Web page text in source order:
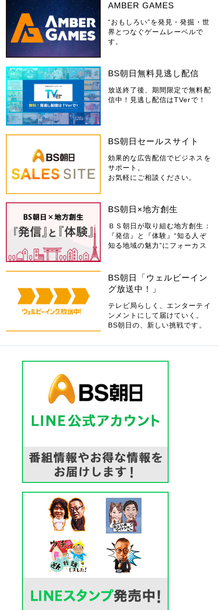
AMBER GAMES
“おもしろい”を発見・発掘・世
界とつなぐゲームレーベルで
す。
BS朝日無料見逃し配信
放送終了後、期間限定で無料配
信中！見逃し配信はTVerで！
BS朝日セールスサイト
効果的な広告配信でビジネスを
サポート。
お気軽にご相談ください。
BS朝日×地方創生
ＢＳ朝日が取り組む地方創生：
『発信』と『体験』“知る人ぞ
知る地域の魅力”にフォーカス
BS朝日「ウェルビーイン
グ放送中！」
テレビ局らしく、エンターテイ
ンメントにして届けていく。
BS朝日の、新しい挑戦です。